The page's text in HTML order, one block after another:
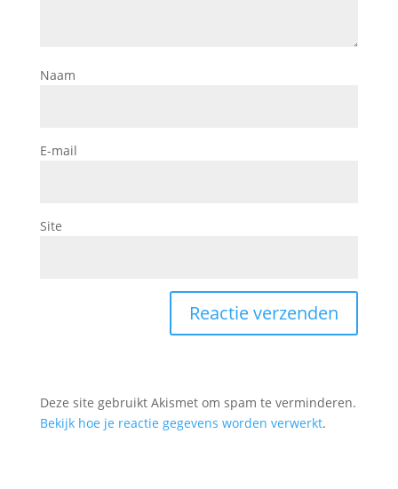
Naam
E-mail
Site
Deze site gebruikt Akismet om spam te verminderen.
Bekijk hoe je reactie gegevens worden verwerkt.